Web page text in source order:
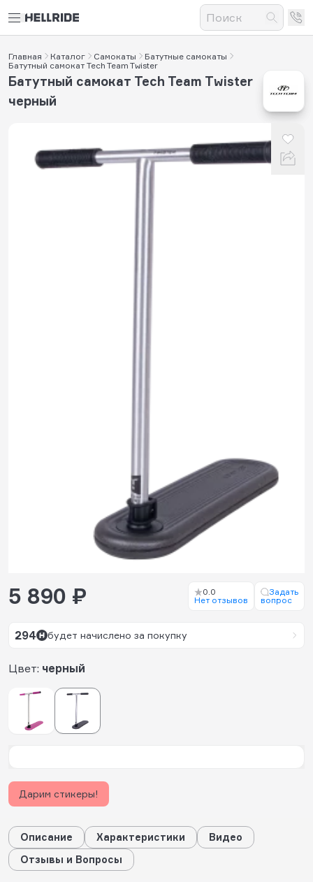
Главная Каталог Самокаты
Батутные самокаты
Батутный самокат Tech Team Twister
Батутный самокат Tech Team Twister
черный
Цвет: черный
5 890 ₽
0.0
Нет отзывов
Задать
вопрос
294 будет начислено за покупку
Дарим стикеры!
Описание Характеристики
Видео
Отзывы и Вопросы